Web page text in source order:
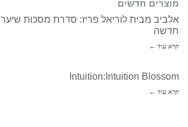
מוצרים חדשים
אלביב מבית לוריאל פריז: סדרת מסכות שיער
חדשה
קרא עוד ←
Intuition:Intuition Blossom
קרא עוד ←